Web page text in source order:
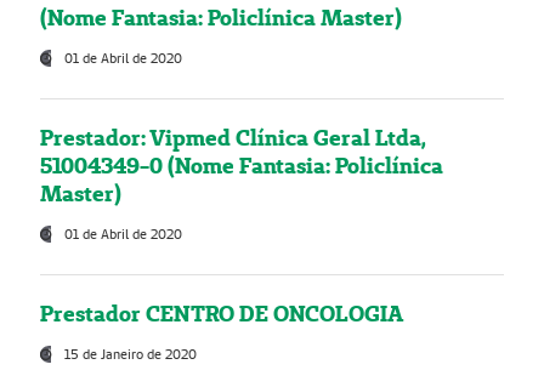
(Nome Fantasia: Policlínica Master)
01 de Abril de 2020
Prestador: Vipmed Clínica Geral Ltda,
51004349-0 (Nome Fantasia: Policlínica
Master)
01 de Abril de 2020
Prestador CENTRO DE ONCOLOGIA
15 de Janeiro de 2020